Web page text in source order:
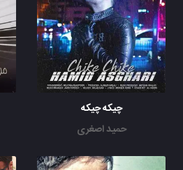
چیکه چیکه
حمید اصغری